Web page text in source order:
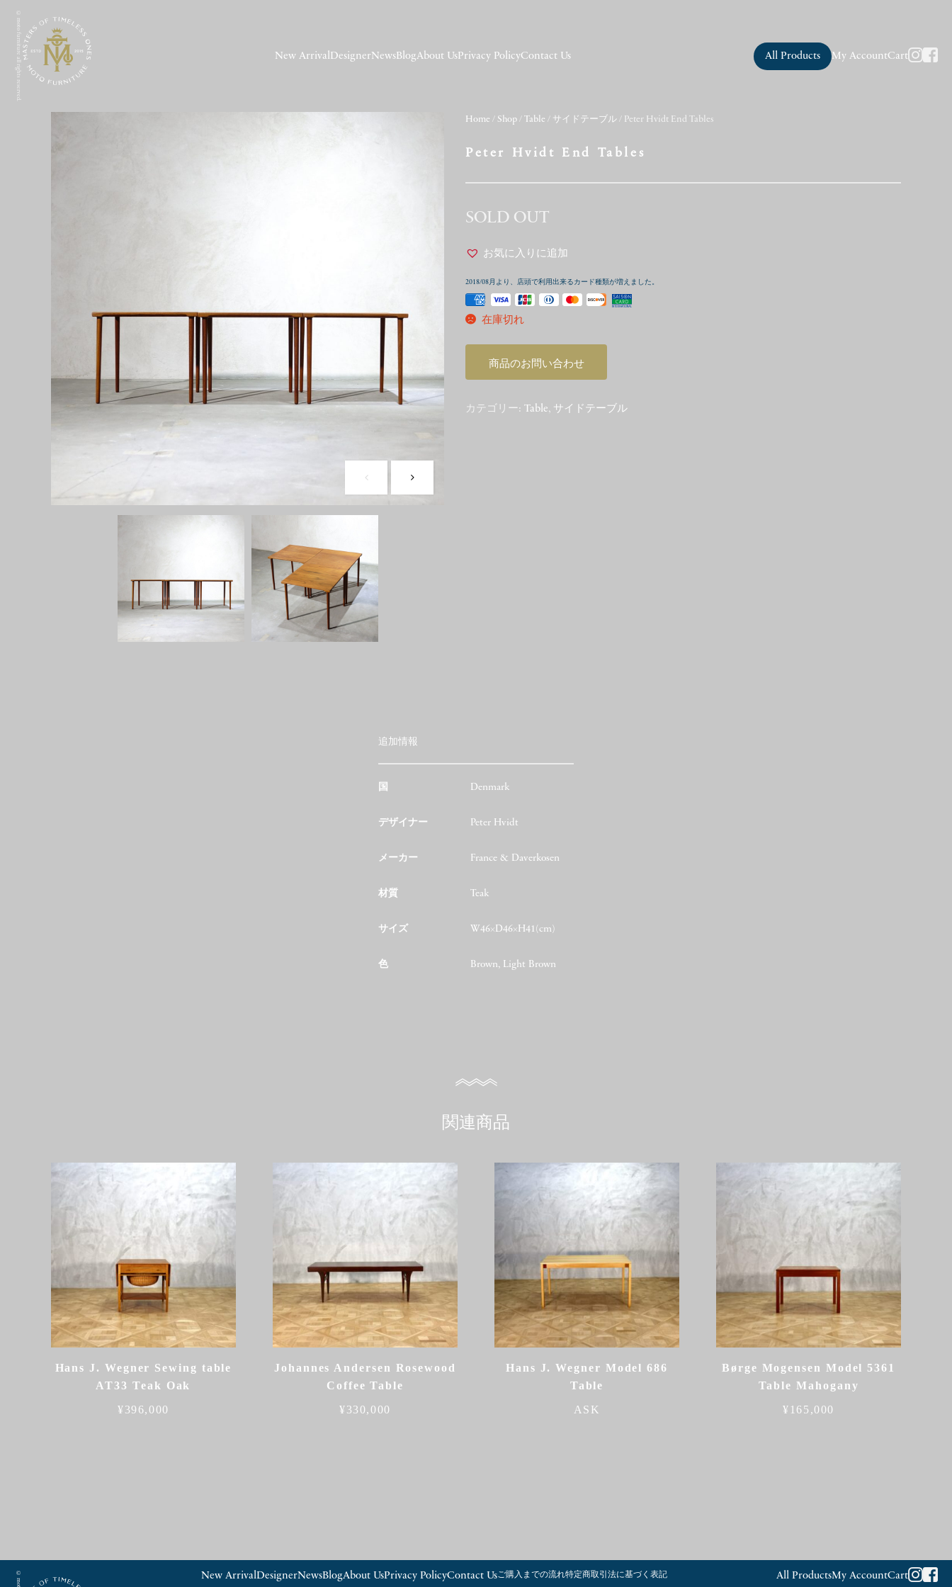
© moto furniture all rights reserved. New Arrival DesignerNewsBlogAbout UsPrivacy PolicyContact Us All Products My AccountCart
Home / Shop / Table / サイドテーブル / Peter Hvidt End Tables
Peter Hvidt End Tables
SOLD OUT
お気に入りに追加
2018/08月より、店頭で利用出来るカード種類が増えました。
在庫切れ
商品のお問い合わせ
カテゴリー: Table, サイドテーブル
追加情報
国 Denmark
デザイナー Peter Hvidt
メーカー France & Daverkosen
材質 Teak
サイズ W46×D46×H41(cm)
色 Brown, Light Brown
関連商品
Hans J. Wegner Sewing table
AT33 Teak Oak
¥396,000
Johannes Andersen Rosewood
Coffee Table
¥330,000
Hans J. Wegner Model 686
Table
ASK
Børge Mogensen Model 5361
Table Mahogany
¥ 165,000
New ArrivalDesignerNewsBlogAbout UsPrivacy PolicyContact Usご購入までの流れ特定商取引法に基づく表記 All ProductsMy AccountCart